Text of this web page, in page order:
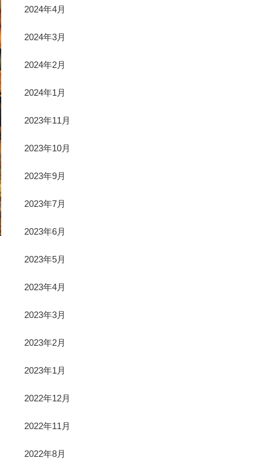
2024年4月
2024年3月
2024年2月
2024年1月
2023年11月
2023年10月
2023年9月
2023年7月
2023年6月
2023年5月
2023年4月
2023年3月
2023年2月
2023年1月
2022年12月
2022年11月
2022年8月